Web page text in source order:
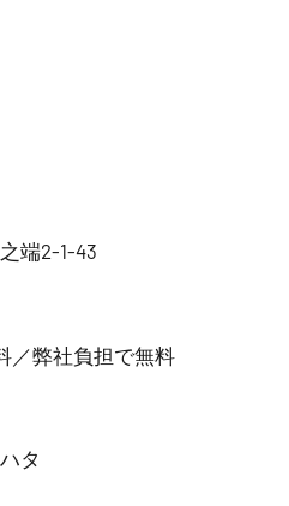
端2-1-43
／弊社負担で無料
タ